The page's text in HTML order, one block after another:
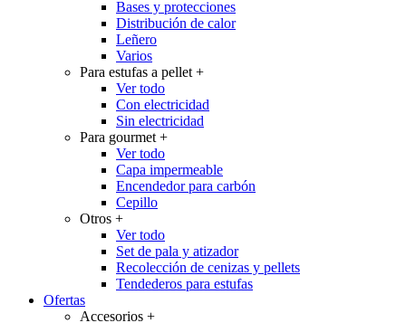
Bases y protecciones
Distribución de calor
Leñero
Varios
Para estufas a pellet +
Ver todo
Con electricidad
Sin electricidad
Para gourmet +
Ver todo
Capa impermeable
Encendedor para carbón
Cepillo
Otros +
Ver todo
Set de pala y atizador
Recolección de cenizas y pellets
Tendederos para estufas
Ofertas
Accesorios +